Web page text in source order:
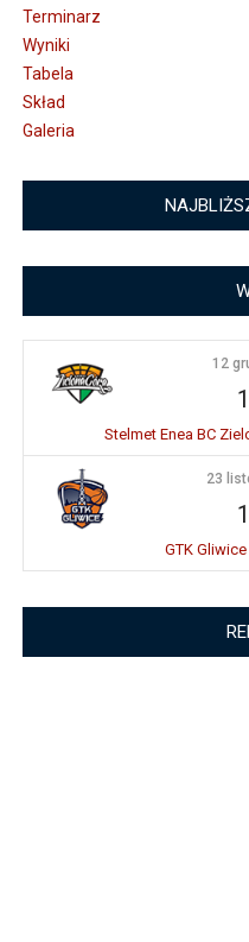
Terminarz
Wyniki
Tabela
Skład
Galeria
12
Stelmet Enea BC
23
GTK